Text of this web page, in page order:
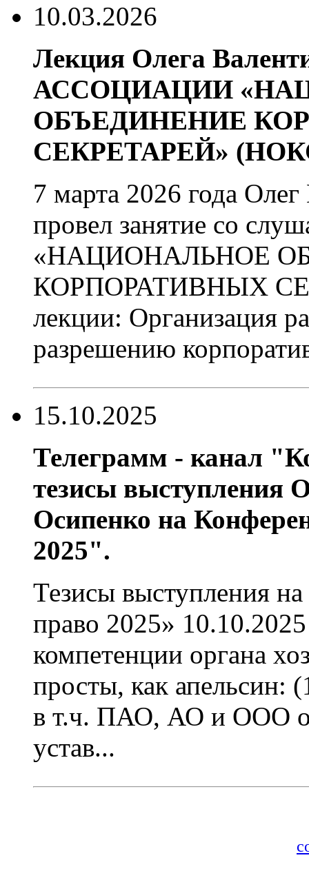
10.03.2026
Лекция Олега
АССОЦИАЦИИ
ОБЪЕДИНЕНИЕ
СЕКРЕТАРЕЙ»
7 марта 2026 года
провел занятие со
«НАЦИОНАЛЬНОЕ
КОРПОРАТИВНЫХ
лекции: Организация
разрешению
15.10.2025
Телеграмм - канал
тезисы выступления
Осипенко на
2025".
Тезисы выступления
право 2025»
компетенции органа
просты, как апельсин:
в т.ч. ПАО, АО и ООО
устав...